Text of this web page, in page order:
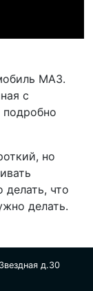
МАЗ.
с
но
что
делать.
д.30